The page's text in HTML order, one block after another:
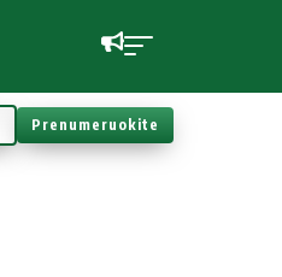
Prenumeruokite